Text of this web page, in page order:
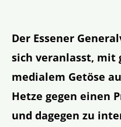
Der Essener
sich veranlasst, mit
medialem Getöse
Hetze gegen einen
und dagegen zu